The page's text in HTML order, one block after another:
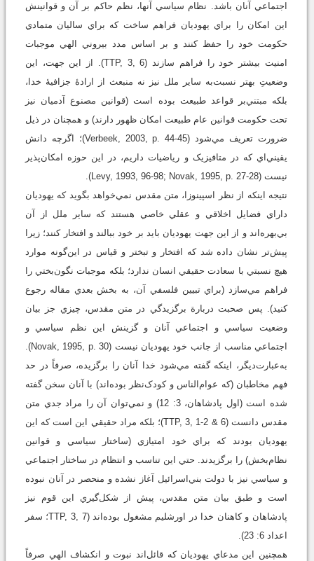
اجتماعي آنان باشد. نظام سياسي آنها، نظم حاکم بر آن و قوانينش
اين امکان را براي يهوديان فراهم ساخت که براي ساليان متمادي
حکومت خود را حفظ کنند و بر اساس مدد بيروني الهي موجبات
امنيت بيشتر خود را فراهم سازند (TTP, 3, 6). از اين جهت، اين
وضعيتِ بهتر نسبت‌به ساير ملل نيز نه منبعث از ارادۀ جزافيۀ خدا،
بلکه مبتني‌بر قواعد طبيعت بوده است (قوانين مصنوع آدميان نيز
تحت حکومت قوانين عام طبيعت امکان ظهور دارند) و همچنان در ذيل
ضرورت تعريف مي‌شود (Verbeek, 2003, p. 44-45)؛ اگرچه دانش
يقيني‌اي که در متافيزيک و رياضيات داريم، در اين حوزه امکان‌پذير
نيست (Levy, 1993, 96-98; Novak, 1995, p. 27-28).
نتيجه اينکه از نظر اسپينوزا، متن مقدس نمي‌خواهد بگويد که يهوديان
داراي فضايل اخلاقي و عقلي خاصي هستند که ساير ملل از آن
بي‌بهره‌اند و از اين جهت يهوديان بايد بر خود ببالند و افتخار کنند؛ زيرا
پيش‌تر نشان داده شد که افتخار و تبختر و قياس در اين‌گونه موارد
هيچ نسبتي با سعادت حقيقي انسان ندارد؛ بلکه موجبات نگون‌بختي را
فراهم مي‌سازد (براي تبيين فلسفي آن، به بخش بعدي مقاله رجوع
کنيد). پس صحبت دربارة برگزيدگي در متن مقدس، چيزي جز بيان
وضعيت سياسي و اجتماعي آنان و گزينش اين نظم سياسي و
اجتماعي مناسب از جانب خود يهوديان نيست (Novak, 1995, p. 30).
به‌عبارت‌ديگر، اينکه گفته ‌مي‌شود خدا آنان را برگزيده، صرفاً در حد
فهم مخاطبان (که عوام‌الناس و کودک‌نظر بوده‌اند) با آنان سخن گفته
شده است (اول پادشاهان، 3: 12) و نمي‌توان آن را مراد جدي متن
مقدس دانست (TTP, 3, 1-2 & 6)؛ بلکه مراد حقيقي اين است که اين
يهوديان بودند که براي خود امتيازي (ساختار سياسي و قوانين
نظام‌بخش) را برگزيدند. حتي اين تناسب و انتظام در ساختار اجتماعي
و سياسي نيز با دولت بني‌اسرائيل آغاز نشده و منحصر در آنان نبوده
است و طبق بيان متن مقدس، پيش از شکل‌گيري اين قوم نيز
پادشاهان و کاهنان خدا در اورشليم مشغول بوده‌اند (TTP, 3, 7؛ سفر
اعداد 6: 23).
همچنين اين مدعاي يهوديان که قائل‌اند نبوت و انکشاف الهي صرفاً